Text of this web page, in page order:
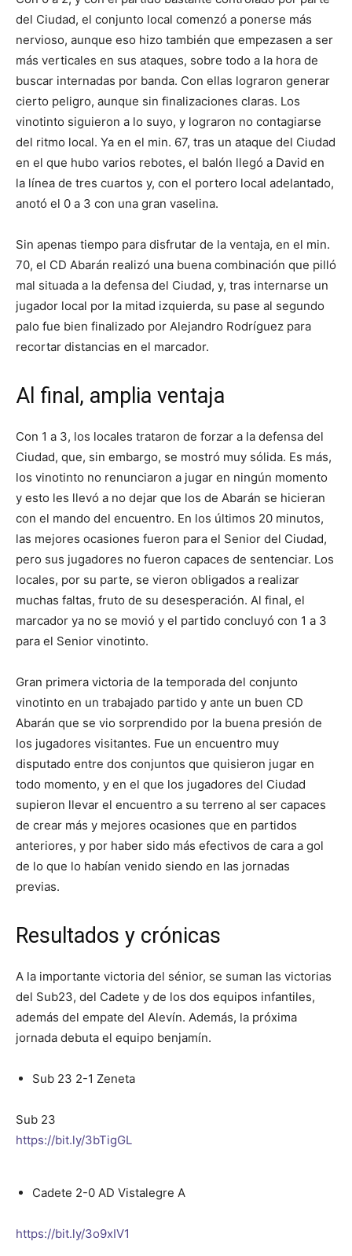
del Ciudad, el conjunto local comenzó a ponerse más
nervioso, aunque eso hizo también que empezasen a ser
más verticales en sus ataques, sobre todo a la hora de
buscar internadas por banda. Con ellas lograron generar
cierto peligro, aunque sin finalizaciones claras. Los
vinotinto siguieron a lo suyo, y lograron no contagiarse
del ritmo local. Ya en el min. 67, tras un ataque del Ciudad
en el que hubo varios rebotes, el balón llegó a David en
la línea de tres cuartos y, con el portero local adelantado,
anotó el 0 a 3 con una gran vaselina.
Sin apenas tiempo para disfrutar de la ventaja, en el min.
70, el CD Abarán realizó una buena combinación que pilló
mal situada a la defensa del Ciudad, y, tras internarse un
jugador local por la mitad izquierda, su pase al segundo
palo fue bien finalizado por Alejandro Rodríguez para
recortar distancias en el marcador.
Al final, amplia ventaja
Con 1 a 3, los locales trataron de forzar a la defensa del
Ciudad, que, sin embargo, se mostró muy sólida. Es más,
los vinotinto no renunciaron a jugar en ningún momento
y esto les llevó a no dejar que los de Abarán se hicieran
con el mando del encuentro. En los últimos 20 minutos,
las mejores ocasiones fueron para el Senior del Ciudad,
pero sus jugadores no fueron capaces de sentenciar. Los
locales, por su parte, se vieron obligados a realizar
muchas faltas, fruto de su desesperación. Al final, el
marcador ya no se movió y el partido concluyó con 1 a 3
para el Senior vinotinto.
Gran primera victoria de la temporada del conjunto
vinotinto en un trabajado partido y ante un buen CD
Abarán que se vio sorprendido por la buena presión de
los jugadores visitantes. Fue un encuentro muy
disputado entre dos conjuntos que quisieron jugar en
todo momento, y en el que los jugadores del Ciudad
supieron llevar el encuentro a su terreno al ser capaces
de crear más y mejores ocasiones que en partidos
anteriores, y por haber sido más efectivos de cara a gol
de lo que lo habían venido siendo en las jornadas
previas.
Resultados y crónicas
A la importante victoria del sénior, se suman las victorias
del Sub23, del Cadete y de los dos equipos infantiles,
además del empate del Alevín. Además, la próxima
jornada debuta el equipo benjamín.
Sub 23 2-1 Zeneta
Sub 23
https://bit.ly/3bTigGL
Cadete 2-0 AD Vistalegre A
https://bit.ly/3o9xIV1